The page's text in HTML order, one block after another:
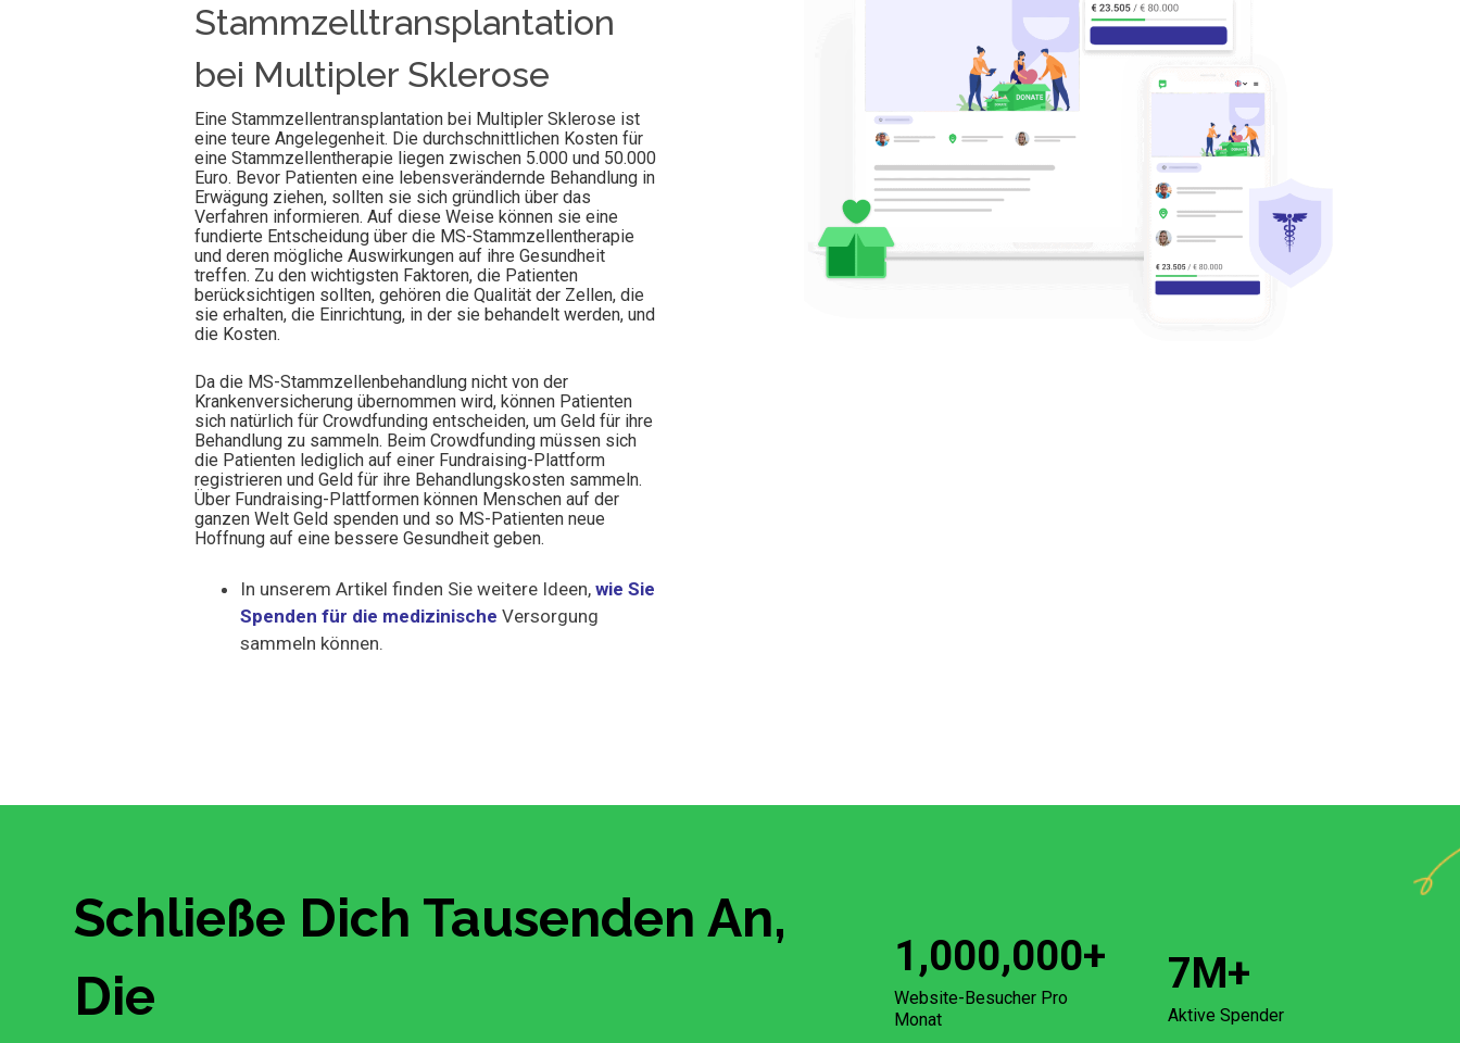
Stammzelltransplantation
bei Multipler Sklerose
Eine Stammzellentransplantation bei Multipler Sklerose ist
eine teure Angelegenheit. Die durchschnittlichen Kosten für
eine Stammzellentherapie liegen zwischen 5.000 und 50.000
Euro. Bevor Patienten eine lebensverändernde Behandlung in
Erwägung ziehen, sollten sie sich gründlich über das
Verfahren informieren. Auf diese Weise können sie eine
fundierte Entscheidung über die MS-Stammzellentherapie
und deren mögliche Auswirkungen auf ihre Gesundheit
treffen. Zu den wichtigsten Faktoren, die Patienten
berücksichtigen sollten, gehören die Qualität der Zellen, die
sie erhalten, die Einrichtung, in der sie behandelt werden, und
die Kosten.
Da die MS-Stammzellenbehandlung nicht von der
Krankenversicherung übernommen wird, können Patienten
sich natürlich für Crowdfunding entscheiden, um Geld für ihre
Behandlung zu sammeln. Beim Crowdfunding müssen sich
die Patienten lediglich auf einer Fundraising-Plattform
registrieren und Geld für ihre Behandlungskosten sammeln.
Über Fundraising-Plattformen können Menschen auf der
ganzen Welt Geld spenden und so MS-Patienten neue
Hoffnung auf eine bessere Gesundheit geben.
In unserem Artikel finden Sie weitere Ideen, wie Sie
Spenden für die medizinische Versorgung
sammeln können.
Schließe Dich Tausenden An,
Die
1,000,000+
Website-Besucher Pro
Monat
7M+
Aktive Spender